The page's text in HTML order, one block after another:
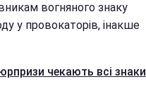
вогняного знаку
у провокаторів, інакше
чекають всі знаки